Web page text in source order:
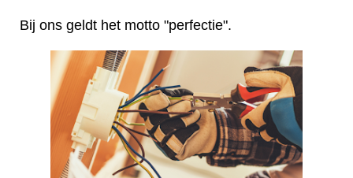
Bij ons geldt het motto "perfectie".